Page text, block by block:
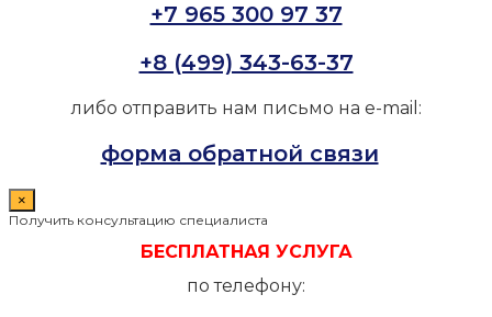
+7 965 300 97 37
+8 (499) 343-63-37
либо отправить нам письмо на e-mail:
форма обратной связи
×
Получить консультацию специалиста
БЕСПЛАТНАЯ УСЛУГА
по телефону: